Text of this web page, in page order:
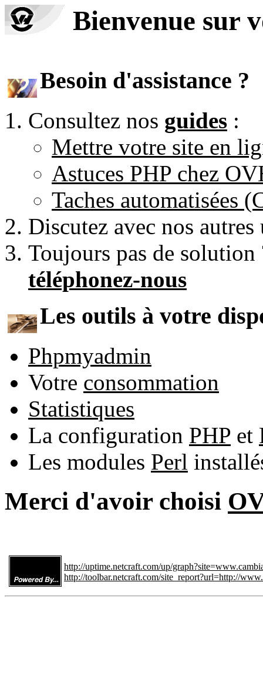
Bienvenue sur
Besoin d'assistance ?
Consultez nos guides :
Mettre votre site en
Astuces PHP chez
Taches automatisées
Discutez avec nos
Toujours pas de
téléphonez-nous
Les outils à votre
Phpmyadmin
Votre consommation
Statistiques
La configuration PHP et
Les modules Perl
Merci d'avoir choisi
http://uptime.netcraft.com/up/
http://toolbar.netcraft.com/site_report?url=http://